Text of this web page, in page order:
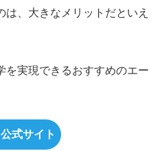
は、大きなメリットだといえ
を実現できるおすすめのエー
式サイト